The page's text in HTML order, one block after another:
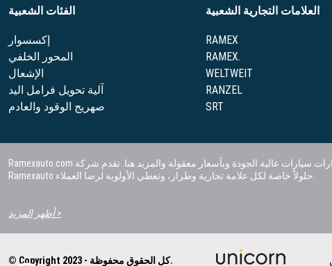
الفئات الشعبية
إكسسوار
المحور الخلفي
الإشعال
آلية تحويل فرامل اليد
صهريج الوقود والعادم
العلامات التجارية الشعبية
RAMEX
RAMEX.
WELTWEIT
RANZEL
SRT
Ramexauto.com هو متجر على الإنترنت يتميز بمجموعة واسعة من قطع غيار المركبات والمنتجات المتنوعة لصناعة السيارات. يمكنك العثور على قطع غيار سيارات وإكسسوارات سيارات عالية الجودة وبأسعار معقولة والمزيد هنا. تقدم شركة
أظهر المزيد >
© Copyright 2023 - كل الحقوق محفوظة.